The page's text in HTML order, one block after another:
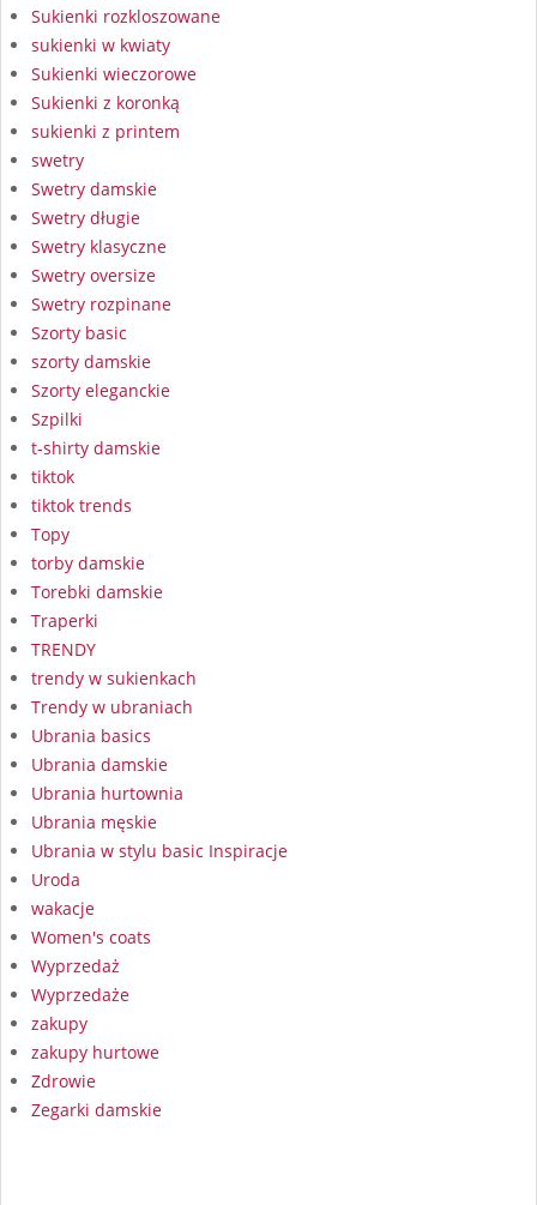
Sukienki rozkloszowane
sukienki w kwiaty
Sukienki wieczorowe
Sukienki z koronką
sukienki z printem
swetry
Swetry damskie
Swetry długie
Swetry klasyczne
Swetry oversize
Swetry rozpinane
Szorty basic
szorty damskie
Szorty eleganckie
Szpilki
t-shirty damskie
tiktok
tiktok trends
Topy
torby damskie
Torebki damskie
Traperki
TRENDY
trendy w sukienkach
Trendy w ubraniach
Ubrania basics
Ubrania damskie
Ubrania hurtownia
Ubrania męskie
Ubrania w stylu basic Inspiracje
Uroda
wakacje
Women's coats
Wyprzedaż
Wyprzedaże
zakupy
zakupy hurtowe
Zdrowie
Zegarki damskie